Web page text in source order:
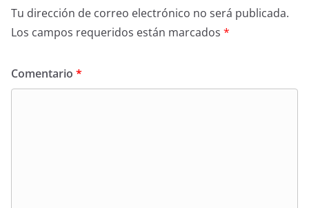
Tu dirección de correo electrónico no será publicada.
Los campos requeridos están marcados *
Comentario *